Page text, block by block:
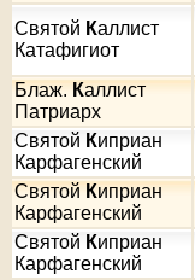
Святой Каллист
Катафигиот
Блаж.Каллист
Патриарх
Святой Киприан
Карфагенский
СвятойКиприан
Карфагенский
Святой Киприан
Карфагенский